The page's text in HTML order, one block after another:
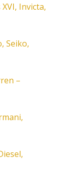
Invicta,
Seiko,
–